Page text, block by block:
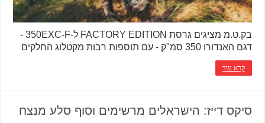
בק.ט.מ מציגים גרסת FACTORY EDITION ל-350EXC-F -
דגם האנדורו 350 סמ"ק - עם תוספות רבות מקטלוג החלקים
קרא עוד
סיקס דייז: הישראלים מרשימים וסוף סלע מנצח